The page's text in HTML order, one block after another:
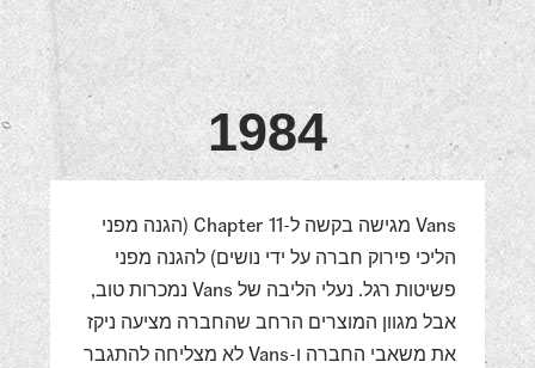
1984
Vans מגישה בקשה ל-Chapter 11 (הגנה מפני
הליכי פירוק חברה על ידי נושים) להגנה מפני
פשיטות רגל. נעלי הליבה של Vans נמכרות טוב,
אבל מגוון המוצרים הרחב שהחברה מציעה ניקז
את משאבי החברה ו-Vans לא מצליחה להתגבר